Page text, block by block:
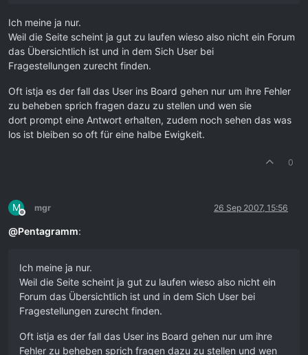
Ich meine ja nur.
Weil die Seite scheint ja gut zu laufen wieso also nicht ein Forum
das Übersichtlich ist und in dem Sich User bei
Fragestellungen zurecht finden.
Oft istja es der fall das User ins Board gehen nur um ihre Fehler
zu beheben sprich fragen dazu zu stellen und wen sie
dort prompt eine Antwort erhalten, zudem noch sehen das was
los ist bleiben so oft für eine halbe Ewigkeit.
0
M
Offline
mgr 26 Sep 2007, 15:56
@Pentagramm:
Ich meine ja nur.
Weil die Seite scheint ja gut zu laufen wieso also nicht ein
Forum das Übersichtlich ist und in dem Sich User bei
Fragestellungen zurecht finden.
Oft istja es der fall das User ins Board gehen nur um ihre
Fehler zu beheben sprich fragen dazu zu stellen und wen